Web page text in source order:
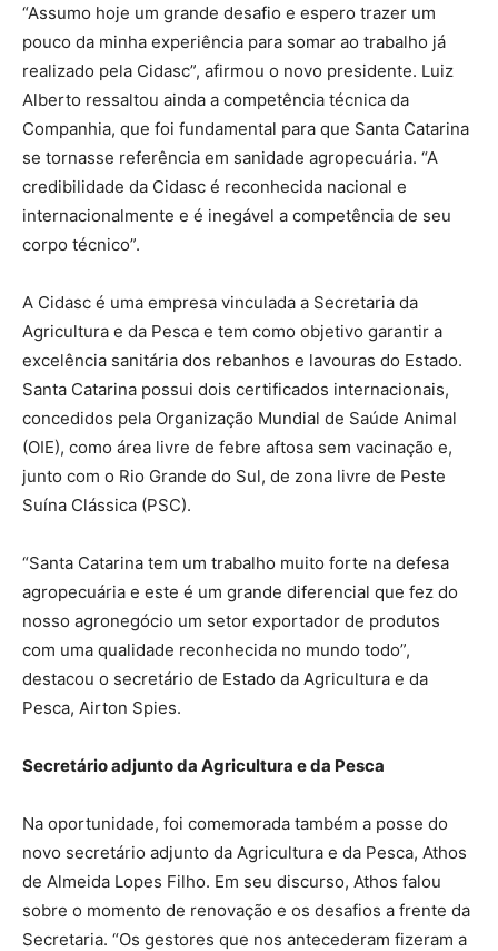
“Assumo hoje um grande desafio e espero trazer um
pouco da minha experiência para somar ao trabalho já
realizado pela Cidasc”, afirmou o novo presidente. Luiz
Alberto ressaltou ainda a competência técnica da
Companhia, que foi fundamental para que Santa Catarina
se tornasse referência em sanidade agropecuária. “A
credibilidade da Cidasc é reconhecida nacional e
internacionalmente e é inegável a competência de seu
corpo técnico”.
A Cidasc é uma empresa vinculada a Secretaria da
Agricultura e da Pesca e tem como objetivo garantir a
excelência sanitária dos rebanhos e lavouras do Estado.
Santa Catarina possui dois certificados internacionais,
concedidos pela Organização Mundial de Saúde Animal
(OIE), como área livre de febre aftosa sem vacinação e,
junto com o Rio Grande do Sul, de zona livre de Peste
Suína Clássica (PSC).
“Santa Catarina tem um trabalho muito forte na defesa
agropecuária e este é um grande diferencial que fez do
nosso agronegócio um setor exportador de produtos
com uma qualidade reconhecida no mundo todo”,
destacou o secretário de Estado da Agricultura e da
Pesca, Airton Spies.
Secretário adjunto da Agricultura e da Pesca
Na oportunidade, foi comemorada também a posse do
novo secretário adjunto da Agricultura e da Pesca, Athos
de Almeida Lopes Filho. Em seu discurso, Athos falou
sobre o momento de renovação e os desafios a frente da
Secretaria. “Os gestores que nos antecederam fizeram a